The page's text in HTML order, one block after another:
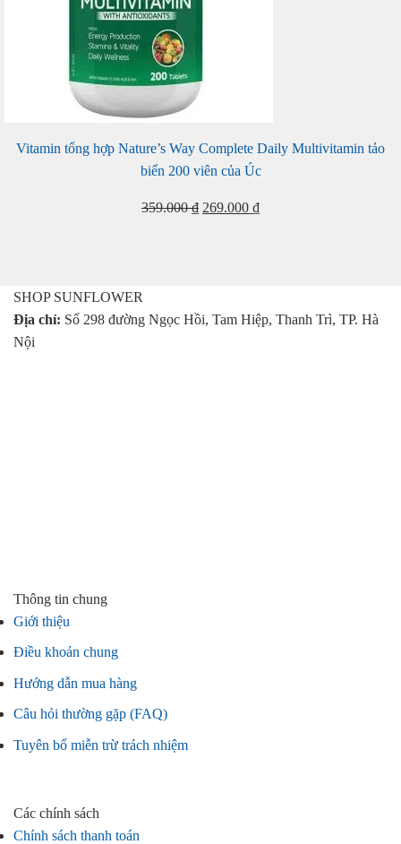
Vitamin tổng hợp Nature’s Way Complete Daily Multivitamin tảo
biển 200 viên của Úc
359.000₫ Giá
269.000 ₫Giá
SHOP SUNFLOWER
Địa chỉ: Số 298 đường Ngọc Hồi, Tam Hiệp, Thanh Trì, TP. Hà
Nội
Thông tin chung
Giới thiệu
Điều khoản chung
Hướng dẫn mua hàng
Câu hỏi thường gặp (FAQ)
Tuyên bố miễn trừ trách nhiệm
Các chính sách
Chính sách thanh toán